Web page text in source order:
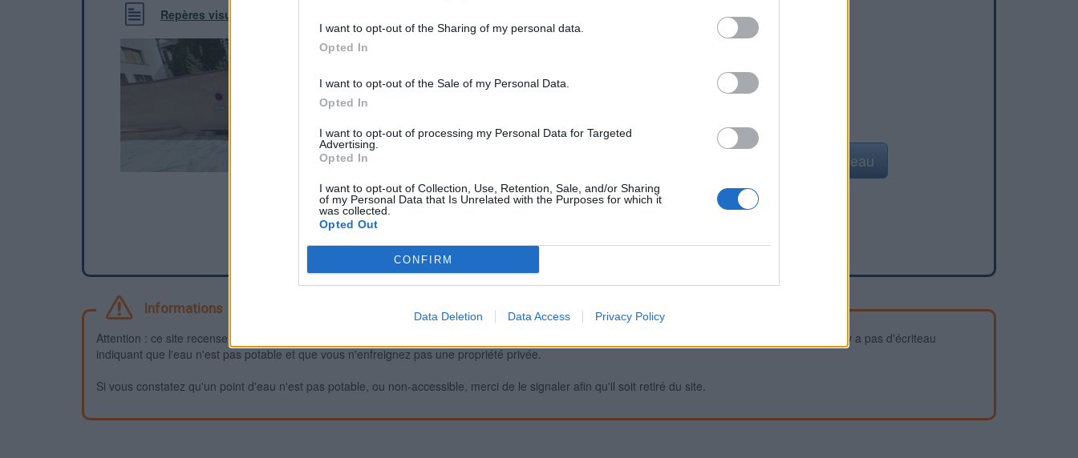
I want to opt-out of the Sharing of my personal data.
Opted In
I want to opt-out of the Sale of my Personal Data.
Opted In
I want to opt-out of processing my Personal Data for Targeted
Advertising.
Opted In
I want to opt-out of Collection, Use, Retention, Sale, and/or Sharing
of my Personal Data that Is Unrelated with the Purposes for which it
was collected.
Opted Out
CONFIRM
Data Deletion Data Access Privacy Policy
Repères visuels
Ajouter un point d'eau
Informations
Attention : ce site recense des points d'eau dont la fiabilité ne peut pas être garantie. Avant d'utiliser un point d'eau, vous devez vous assurer qu'il n'y a pas d'écriteau
indiquant que l'eau n'est pas potable et que vous n'enfreignez pas une propriété privée.
Si vous constatez qu'un point d'eau n'est pas potable, ou non-accessible, merci de le signaler afin qu'il soit retiré du site.